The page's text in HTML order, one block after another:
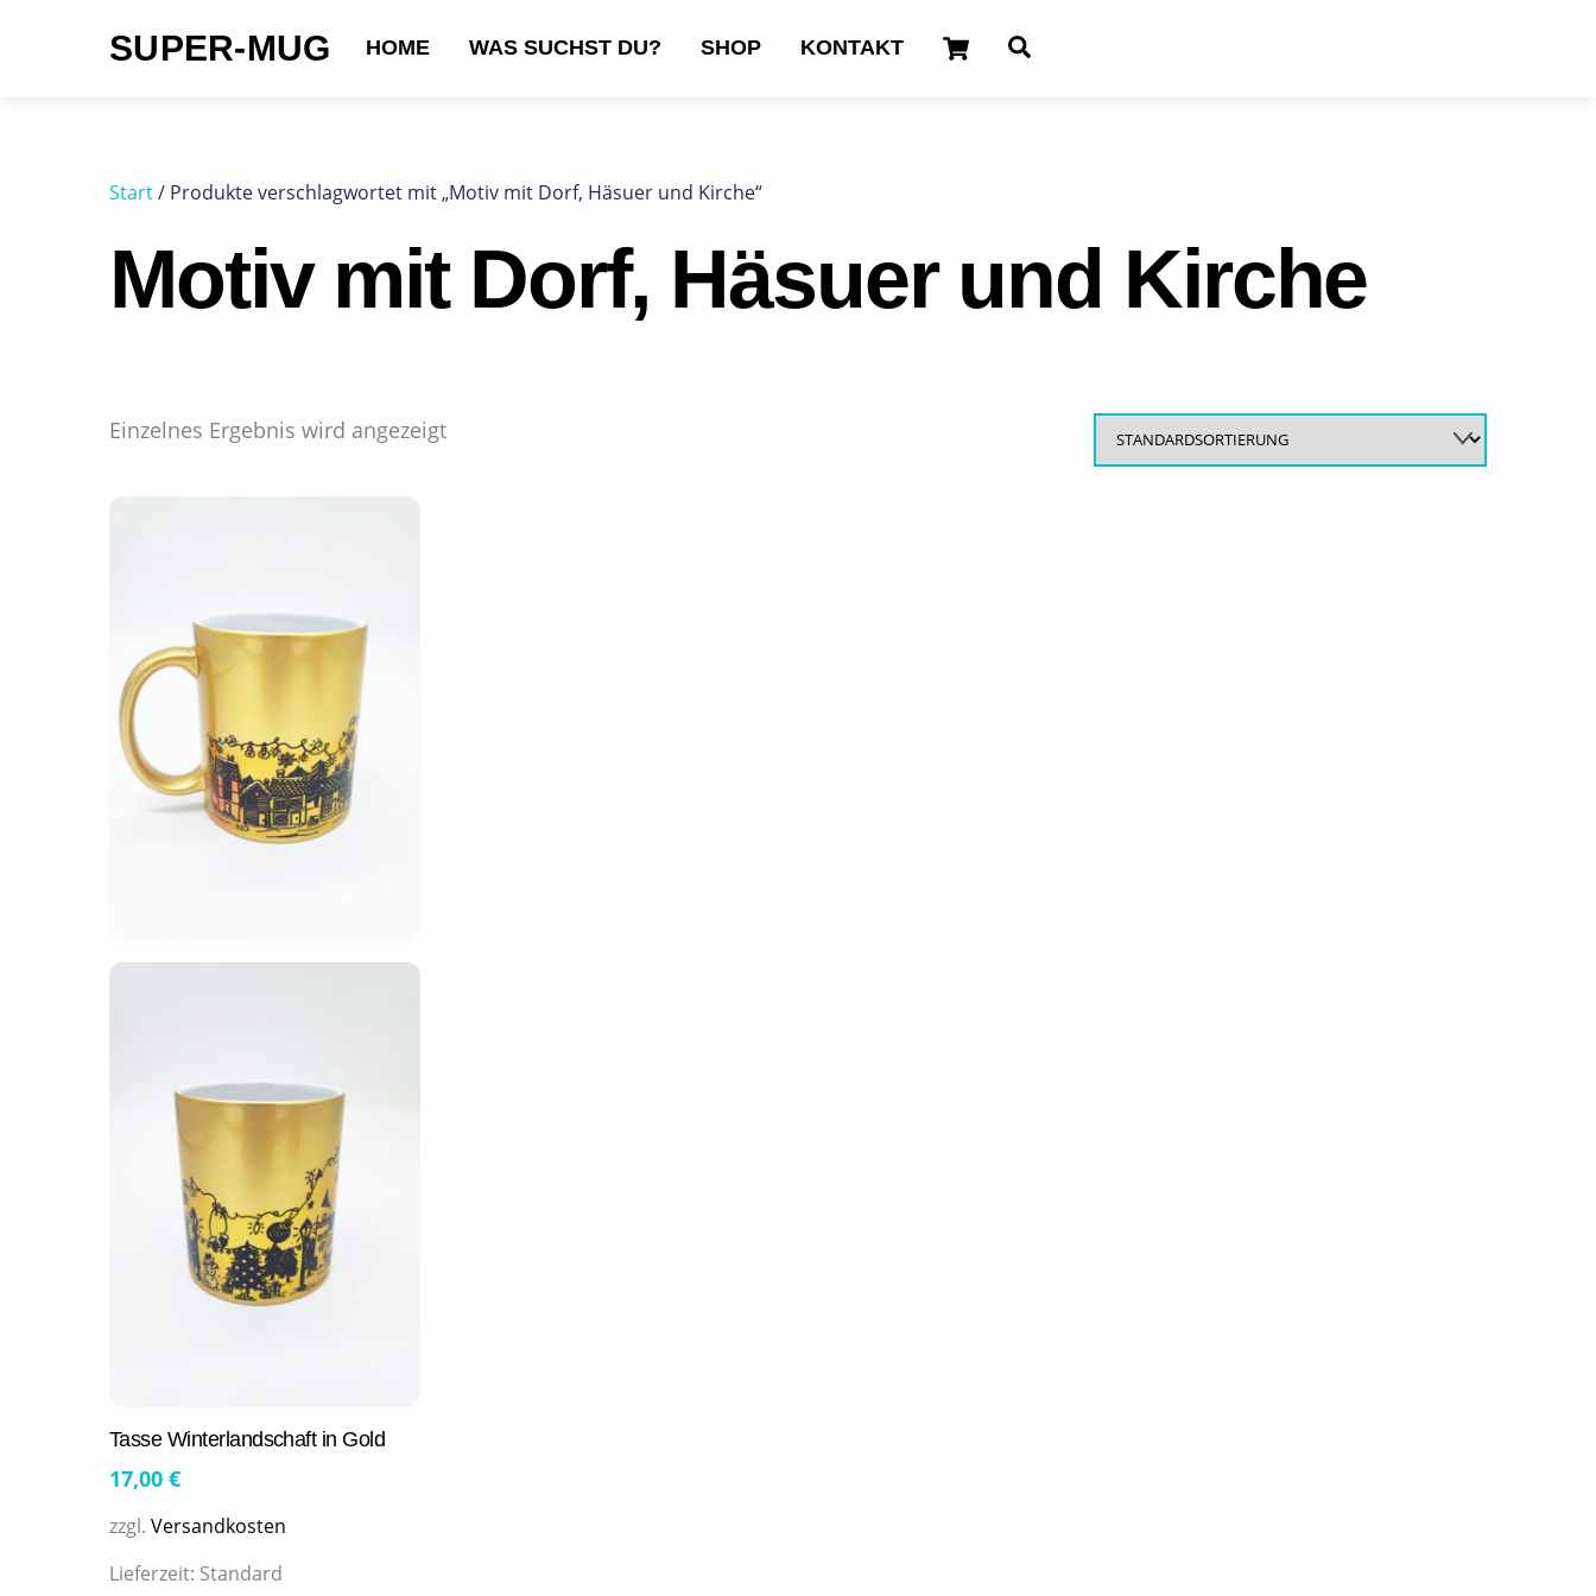
SUPER-MUG Cart
HOME WAS SUCHST DU? SHOP KONTAKT
Start/ Produkte verschlagwortet mit „Motiv mit Dorf, Häsuer und Kirche“
Motiv mit Dorf, Häsuer und Kirche
Einzelnes Ergebnis wird angezeigt
Tasse Winterlandschaft in Gold
17,00 €
zzgl. Versandkosten
Lieferzeit: Standard